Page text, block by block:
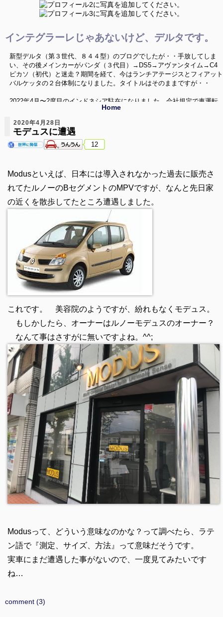
インテグラーレじゃあないけど、デルタです。
新型デルタ（第３世代、８４４型）のブログでしたが・・手放してしま
い、その後メインカーがパンダ（３代目）→DS5→アヴァンタイム→C4
ピカソ（初代）と迷走？期間を経て、今はランチアテージスとフィアット
バルケッタの２台体制になりました。タイトルはそのままですが・・
2022年4月〜2度目のインドネシア駐在になりました。会社規定で車運転
禁止という環境の中、なんとか車活が出来ないか、色々と模索していきた
いと思います。いつか帰国した時にはまた変態車を飼うぞ〜
ニューデルタ、Ｃ４ピカソ、バルケッタネタ以外に、海外のクルマ、珍し
い中古車、ミニカー（1/43）、シリーズネタ等でお送りしてます。
Home
2020年4月28日
モデュスに遭遇
12
Modusといえば、日本には導入されなかった過去に販売さ
れてたルノーのBセグメントのMPVですが、なんと先日家
の近くを散歩してたところ遭遇しました。
これです。 美容院のようですが、紛れもなくモデュス。
もしかしたら、オーナーはルノーモデュスのオーナー？
なんて事はさすがに無いですよね。^^;
Modusって、どういう意味なのかな？って調べたら、ラテ
ン語で『測定、サイズ、方法』って意味だそうです。
実車にまだ遭遇した事がないので、一度見てみたいです
ね…
comment (3)